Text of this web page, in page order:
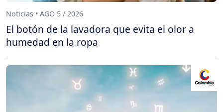
Noticias • AGO 5 / 2026
El botón de la lavadora que evita el olor a
humedad en la ropa